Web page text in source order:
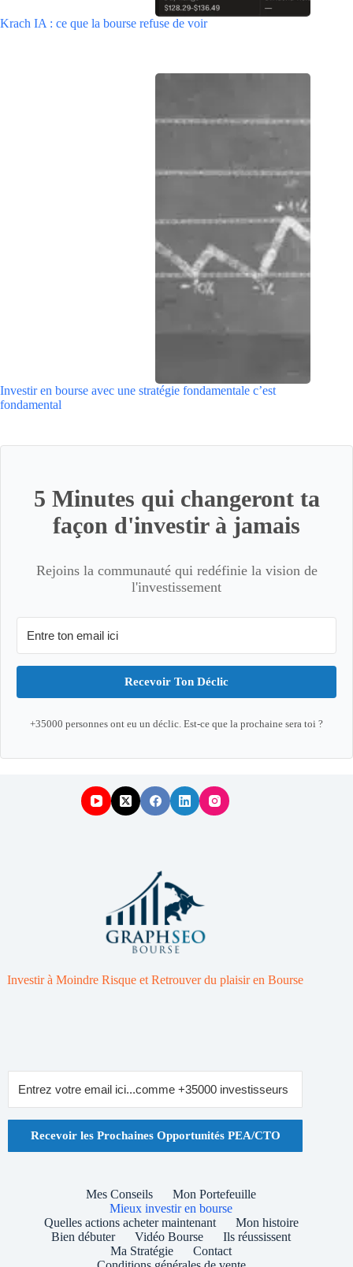
Krach IA : ce que la bourse refuse de voir
Investir en bourse avec une stratégie fondamentale c’est
fondamental
5 Minutes qui changeront ta
façon d'investir à jamais
Rejoins la communauté qui redéfinie la vision de
l'investissement
Recevoir Ton Déclic
+35000 personnes ont eu un déclic. Est-ce que la prochaine sera toi ?
Investir à Moindre Risque et Retrouver du plaisir en Bourse
Recevoir les Prochaines Opportunités PEA/CTO
Mes Conseils
Mon Portefeuille
Mieux investir en bourse
Quelles actions acheter maintenant
Mon histoire
Bien débuter
Vidéo Bourse
Ils réussissent
Ma Stratégie
Contact